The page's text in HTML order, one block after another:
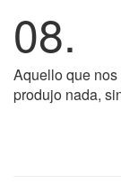
08.
Aquello que
produjo nada,